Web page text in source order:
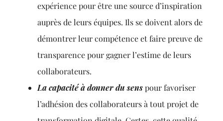
expérience pour être une source d’inspiration
auprès de leurs équipes. Ils se doivent alors de
démontrer leur compétence et faire preuve de
transparence pour gagner l’estime de leurs
collaborateurs.
La capacité à donner du senspour favoriser
l’adhésion des collaborateurs à tout projet de